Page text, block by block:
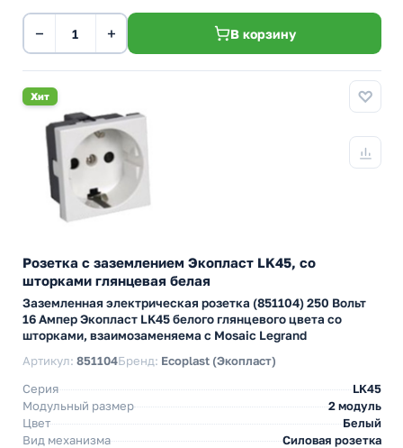
− + В корзину
Хит
Розетка с заземлением Экопласт LK45, со
шторками глянцевая белая
Заземленная электрическая розетка (851104) 250 Вольт
16 Ампер Экопласт LK45 белого глянцевого цвета со
шторками, взаимозаменяема с Mosaic Legrand
Артикул: 851104Бренд: Ecoplast (Экопласт)
Серия
LK45
Модульный размер
2 модуль
Цвет
Белый
Вид механизма
Силовая розетка